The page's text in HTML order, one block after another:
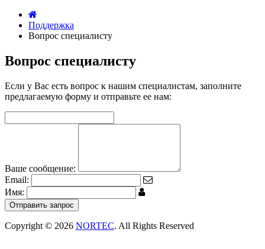
Поддержка
Вопрос специалисту
Вопрос специалисту
Если у Вас есть вопрос к нашим специалистам, заполните
предлагаемую форму и отправьте ее нам:
Ваше сообщение:
Email:
Имя:
Отправить запрос
Copyright © 2026 NORTEC. All Rights Reserved